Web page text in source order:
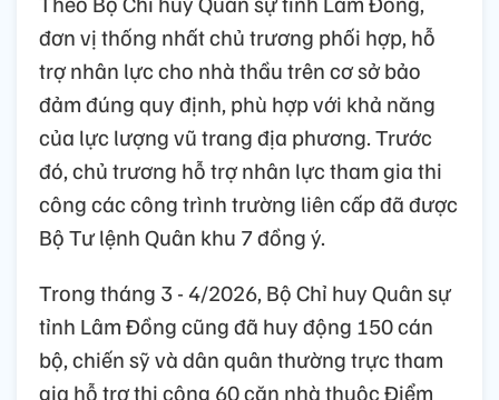
đơn vị thống nhất chủ trương phối hợp, hỗ
trợ nhân lực cho nhà thầu trên cơ sở bảo
đảm đúng quy định, phù hợp với khả năng
của lực lượng vũ trang địa phương. Trước
đó, chủ trương hỗ trợ nhân lực tham gia thi
công các công trình trường liên cấp đã được
Bộ Tư lệnh Quân khu 7 đồng ý.
Trong tháng 3 - 4/2026, Bộ Chỉ huy Quân sự
tỉnh Lâm Đồng cũng đã huy động 150 cán
bộ, chiến sỹ và dân quân thường trực tham
gia hỗ trợ thi công 60 căn nhà thuộc Điểm